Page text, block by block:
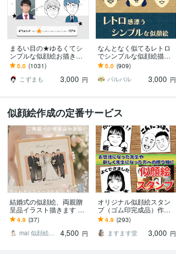
まるい目の★ゆるくてシ
ンプルな似顔絵お描きし
ます ゆる～い感じにした
い、似すぎない方が‥と
いう方にオススメ！
5.0 (1031)
こずまも
3,000 円
なんとなく似てるレトロ
でシンプルな似顔絵描き
ます 懐かしくて新しい。
ほんのり昭和テイストの
やさしい似顔絵
5.0 (909)
バルバル
3,000 円
似顔絵作成の定番サービス
結婚式の似顔絵、両親贈
呈品イラスト描きます シ
ンプルでおしゃれ可愛い
ウェディングイラスト♡
両親贈呈品にも
4.9 (37)
mai 似顔絵イラスト
4,500 円
オリジナル似顔絵スタン
プ（ゴム印完成品）作り
ます お世話になった先生
へのプレゼントに！営業
職の方にも！
4.9 (293)
ますます堂
3,000 円